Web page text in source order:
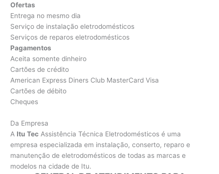
Ofertas
Entrega no mesmo dia
Serviço de instalação eletrodomésticos
Serviços de reparos eletrodomésticos
Pagamentos
Aceita somente dinheiro
Cartões de crédito
American Express Diners Club MasterCard Visa
Cartões de débito
Cheques
Da Empresa
A Itu Tec Assistência Técnica Eletrodomésticos é uma
empresa especializada em instalação, conserto, reparo e
manutenção de eletrodomésticos de todas as marcas e
modelos na cidade de Itu.